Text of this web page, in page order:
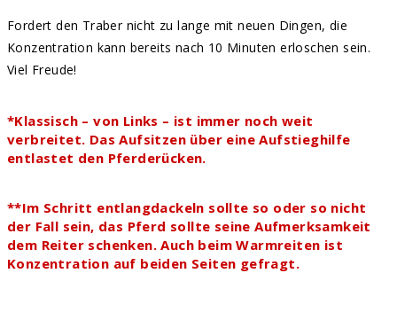
Fordert den Traber nicht zu lange mit neuen Dingen, die
Konzentration kann bereits nach 10 Minuten erloschen sein.
Viel Freude!
*Klassisch – von Links – ist immer noch weit
verbreitet. Das Aufsitzen über eine Aufstieghilfe
entlastet den Pferderücken.
**Im Schritt entlangdackeln sollte so oder so nicht
der Fall sein, das Pferd sollte seine Aufmerksamkeit
dem Reiter schenken. Auch beim Warmreiten ist
Konzentration auf beiden Seiten gefragt.